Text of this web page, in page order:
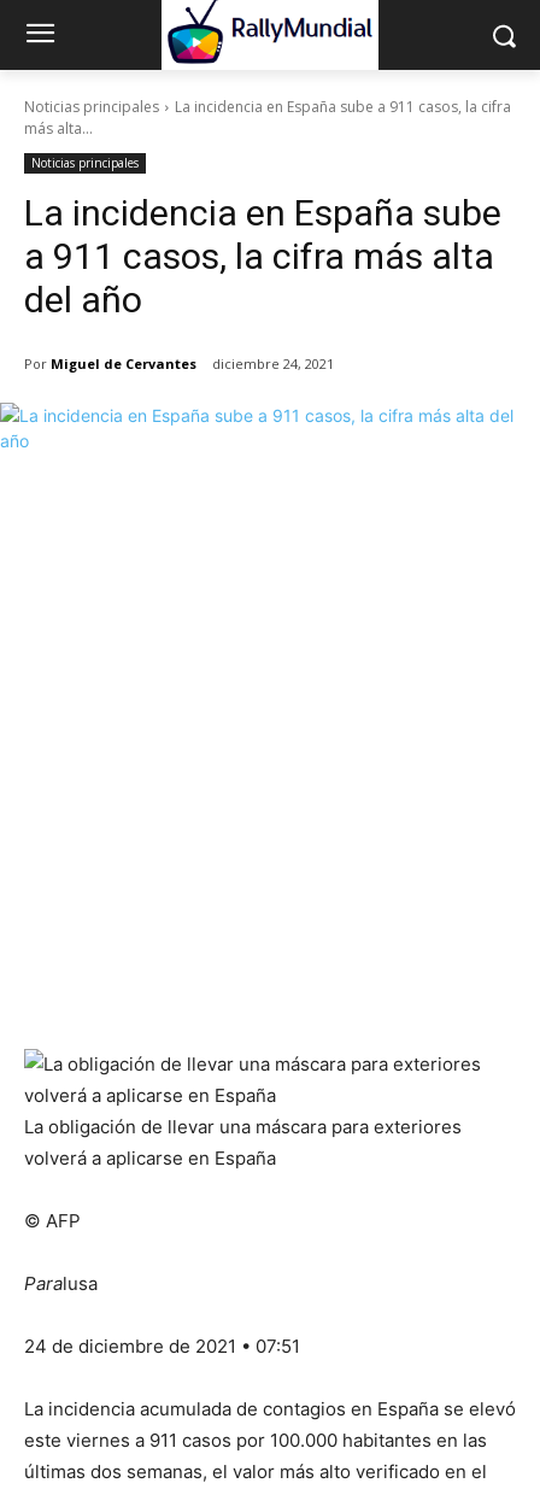
Noticias principales
La incidencia en España sube a 911 casos, la cifra
más alta...
Noticias principales
La incidencia en España sube
a 911 casos, la cifra más alta
del año
Por Miguel de Cervantes diciembre 24, 2021
La obligación de llevar una máscara para exteriores
volverá a aplicarse en España
© AFP
Paralusa
24 de diciembre de 2021 • 07:51
La incidencia acumulada de contagios en España se elevó
este viernes a 911 casos por 100.000 habitantes en las
últimas dos semanas, el valor más alto verificado en el